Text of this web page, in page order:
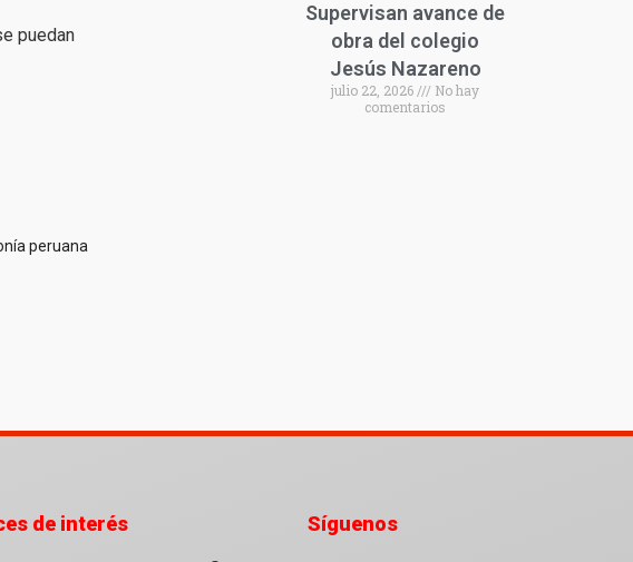
puedan
peruana
Supervisan avance de
obra del colegio
Jesús Nazareno
julio 22, 2026
No hay
comentarios
de interés Síguenos